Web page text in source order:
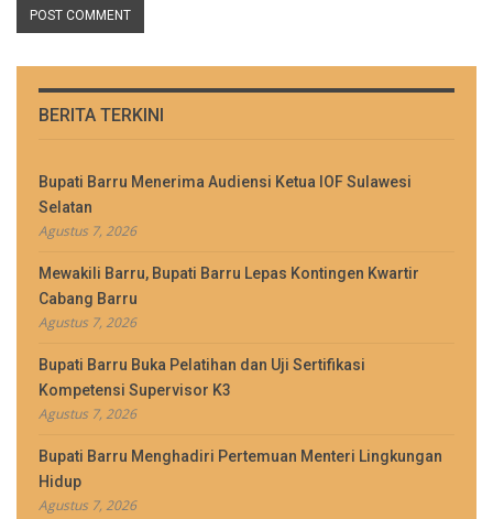
BERITA TERKINI
Bupati Barru Menerima Audiensi Ketua IOF Sulawesi
Selatan
Agustus 7, 2026
Mewakili Barru, Bupati Barru Lepas Kontingen Kwartir
Cabang Barru
Agustus 7, 2026
Bupati Barru Buka Pelatihan dan Uji Sertifikasi
Kompetensi Supervisor K3
Agustus 7, 2026
Bupati Barru Menghadiri Pertemuan Menteri Lingkungan
Hidup
Agustus 7, 2026